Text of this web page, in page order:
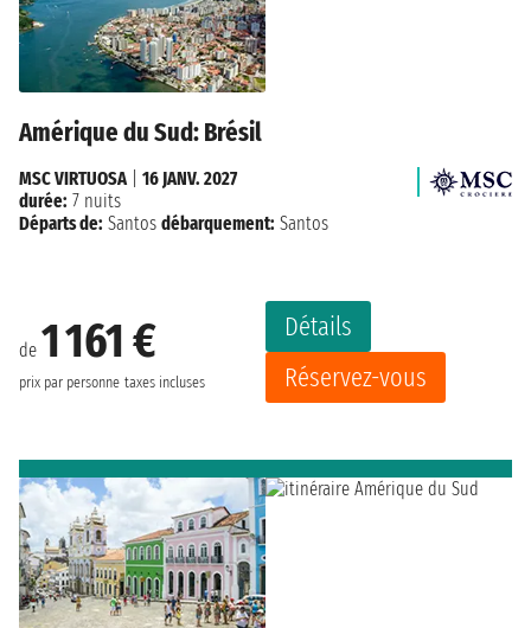
Amérique du Sud: Brésil
de 1 161 €
prix par personne taxes incluses
Détails
Réservez-vous
MSC VIRTUOSA| 16 JANV. 2027
durée: 7 nuits
Départs de: Santos débarquement: Santos